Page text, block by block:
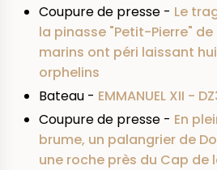
Coupure de presse - Le
la pinasse "Petit-Pierre"
marins ont péri laissant
orphelins
Bateau - EMMANUEL XII -
Coupure de presse - En
brume, un palangrier de
une roche près du Cap de